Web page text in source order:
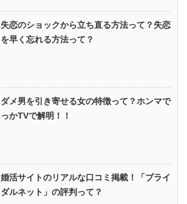
失恋のショックから立ち直る方法って？失恋
を早く忘れる方法って？
ダメ男を引き寄せる女の特徴って？ホンマで
っかTVで解明！！
婚活サイトのリアルな口コミ掲載！「ブライ
ダルネット」の評判って？